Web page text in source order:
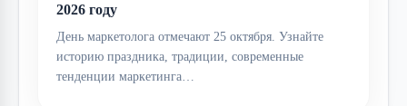
2026 году
День маркетолога отмечают 25 октября. Узнайте
историю праздника, традиции, современные
тенденции маркетинга…